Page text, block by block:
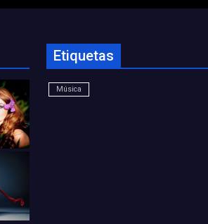
Etiquetas
Música